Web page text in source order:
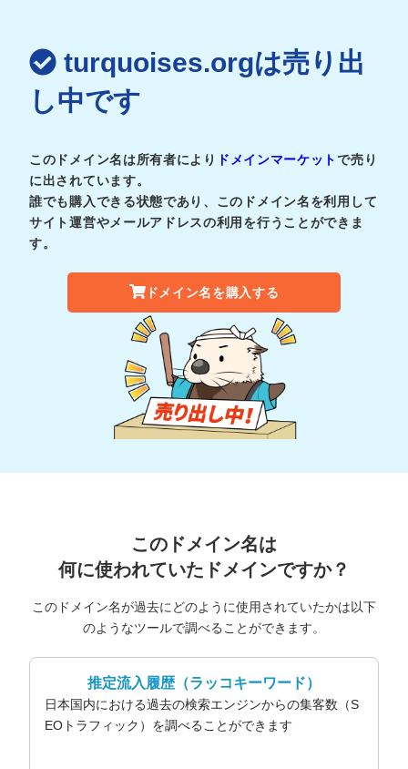
turquoises.orgは売り出
し中です
このドメイン名は所有者により ドメインマーケットで売り
に出されています。
誰でも購入できる状態であり、このドメイン名を利用して
サイト運営やメールアドレスの利用を行うことができま
す。
ドメイン名を購入する
このドメイン名は
何に使われていたドメインですか？
このドメイン名が過去にどのように使用されていたかは以下
のようなツールで調べることができます。
推定流入履歴（ラッコキーワード）
日本国内における過去の検索エンジンからの集客数（S
EOトラフィック）を調べることができます